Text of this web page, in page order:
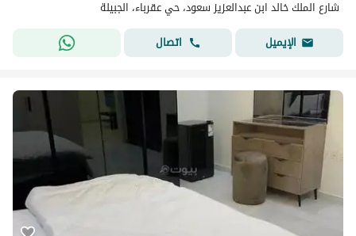
شارع الملك خالد ابن عبدالعزيز سعود، حي عقرباء، الجبيلة
الإيميل
اتصال